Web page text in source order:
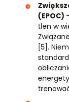
(EPOC)
tlen w
[5].